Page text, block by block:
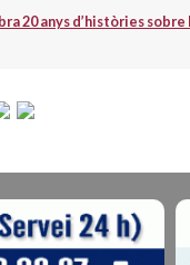
20 anys d’històries sobre